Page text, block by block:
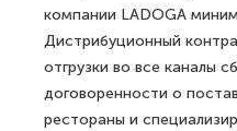
компании LADOGA
Дистрибуционный
отгрузки во все каналы
договоренности о
рестораны и